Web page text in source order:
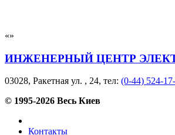
ИНЖЕНЕРНЫЙ ЦЕНТР
03028, Ракетная ул. , 24, тел: (0-44) 524-
© 1995-2026 Весь Киев
Контакты